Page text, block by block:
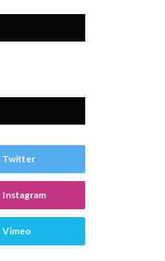
Twitter
Instagram
Vimeo